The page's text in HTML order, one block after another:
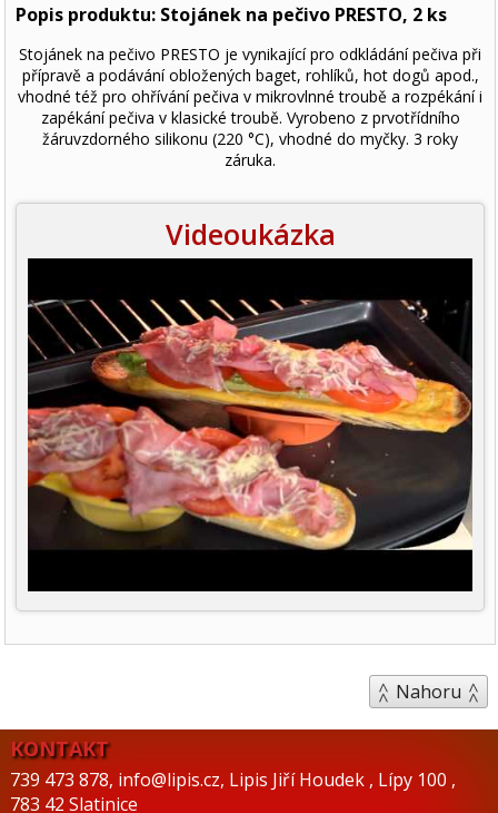
Popis produktu: Stojánek na pečivo PRESTO, 2 ks
Stojánek na pečivo PRESTO je vynikající pro odkládání pečiva při
přípravě a podávání obložených baget, rohlíků, hot dogů apod.,
vhodné též pro ohřívání pečiva v mikrovlnné troubě a rozpékání i
zapékání pečiva v klasické troubě. Vyrobeno z prvotřídního
žáruvzdorného silikonu (220 °C), vhodné do myčky. 3 roky
záruka.
Videoukázka
Nahoru
KONTAKT
739 473 878, info@lipis.cz, Lipis Jiří Houdek , Lípy 100 ,
783 42 Slatinice